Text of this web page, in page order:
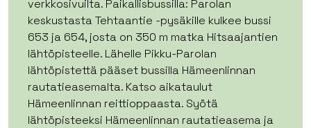
verkkosivuilta. Paikallisbussilla: Parolan
keskustasta Tehtaantie -pysäkille kulkee bussi
653 ja 654, josta on 350 m matka Hitsaajantien
lähtöpisteelle. Lähelle Pikku-Parolan
lähtöpistettä pääset bussilla Hämeenlinnan
rautatieasemalta. Katso aikataulut
Hämeenlinnan reittioppaasta. Syötä
lähtöpisteeksi Hämeenlinnan rautatieasema ja